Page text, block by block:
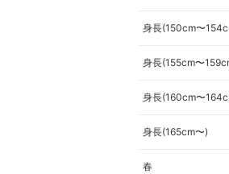
身長(150cm〜
身長(155cm〜
身長(160cm〜
身長(165cm〜)
春